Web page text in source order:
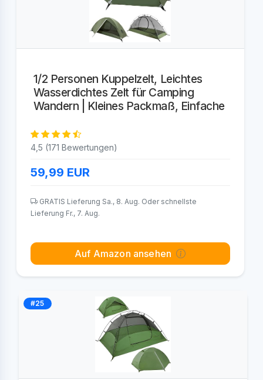
1/2 Personen Kuppelzelt, Leichtes
Wasserdichtes Zelt für Camping
Wandern | Kleines Packmaß, Einfache
4,5 (171 Bewertungen)
59,99 EUR
GRATIS Lieferung Sa., 8. Aug. Oder schnellste
Lieferung Fr., 7. Aug.
Auf Amazon ansehen
#25